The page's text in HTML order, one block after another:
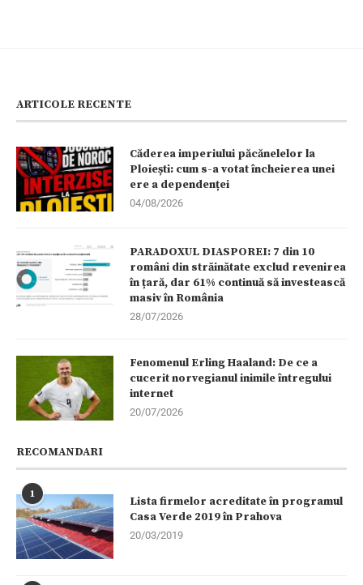
ARTICOLE RECENTE
Căderea imperiului păcănelelor la
Ploiești: cum s-a votat încheierea unei
ere a dependenței
04/08/2026
PARADOXUL DIASPOREI: 7 din 10
români din străinătate exclud revenirea
în țară, dar 61% continuă să investească
masiv în România
28/07/2026
Fenomenul Erling Haaland: De ce a
cucerit norvegianul inimile întregului
internet
20/07/2026
RECOMANDARI
1
Lista firmelor acreditate în programul
Casa Verde 2019 în Prahova
20/03/2019